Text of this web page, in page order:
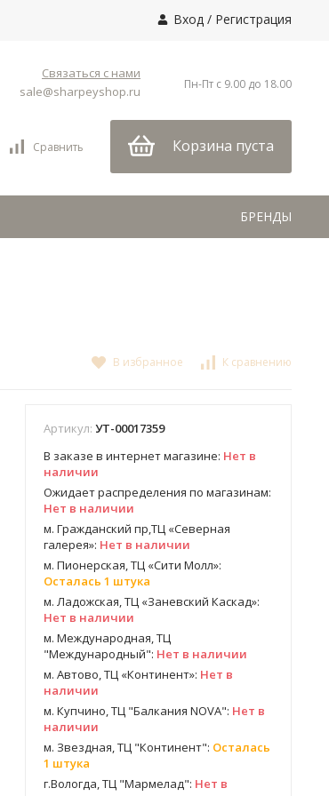
Вход / Регистрация
Связаться с нами
sale@sharpeyshop.ru
Пн-Пт с 9.00 до 18.00
Сравнить Корзина пуста
БРЕНДЫ
В избранное К сравнению
Артикул: УТ-00017359
В заказе в интернет магазине: Нет в
наличии
Ожидает распределения по магазинам:
Нет в наличии
м. Гражданский пр,ТЦ «Северная
галерея»: Нет в наличии
м. Пионерская, ТЦ «Сити Молл»:
Осталась 1 штука
м. Ладожская, ТЦ «Заневский Каскад»:
Нет в наличии
м. Международная, ТЦ
"Международный": Нет в наличии
м. Автово, ТЦ «Континент»: Нет в
наличии
м. Купчино, ТЦ "Балкания NOVA": Нет в
наличии
м. Звездная, ТЦ "Континент": Осталась
1 штука
г.Вологда, ТЦ "Мармелад": Нет в